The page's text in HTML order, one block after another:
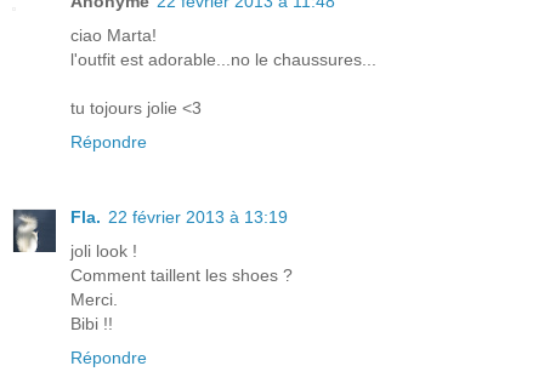
ciao Marta!
l'outfit est adorable...no le chaussures...
tu tojours jolie <3
Répondre
Fla. 22 février 2013 à 13:19
joli look !
Comment taillent les shoes ?
Merci.
Bibi !!
Répondre